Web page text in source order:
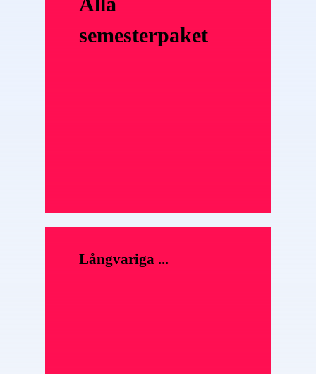
semesterpaket
Långvariga ...